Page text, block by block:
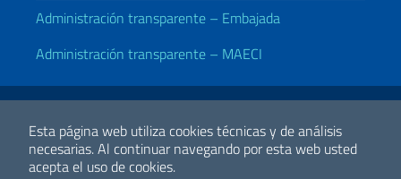
Esta página web utiliza cookies técnicas y de análisis
necesarias.Al continuar navegando por esta web usted
acepta el uso de cookies.
Administración transparente – Embajada
Administración transparente – MAECI
Enlaces útiles